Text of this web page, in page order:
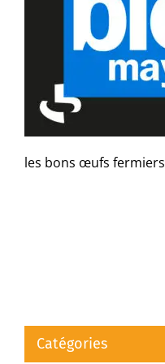
les bons œufs fermiers
Catégories